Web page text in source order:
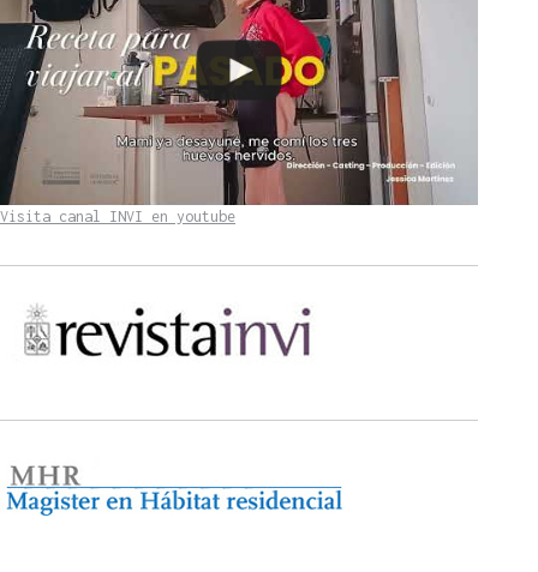
Visita canal INVI en youtube